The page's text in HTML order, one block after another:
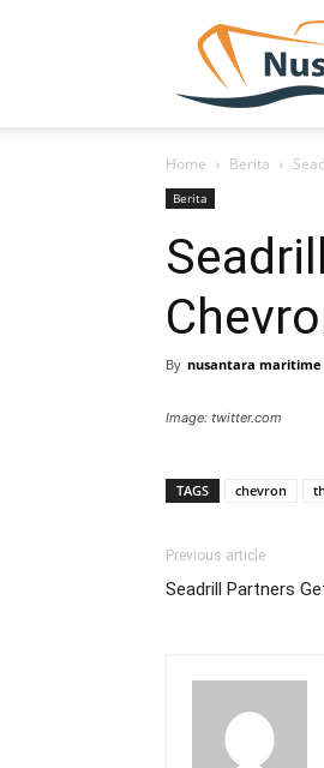
Home Berita
Berita
By nusantara maritime
Image: twitter.com
TAGS chevron
Previous article
Seadrill Partners